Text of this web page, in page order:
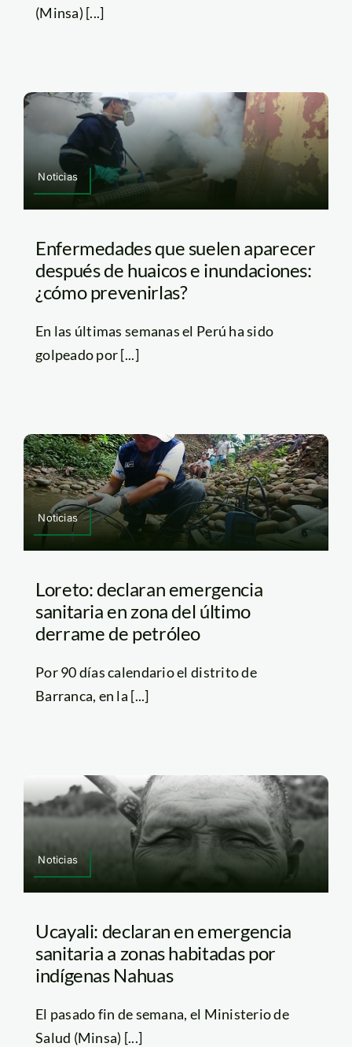
(Minsa) [...]
Noticias
Enfermedades que suelen aparecer
después de huaicos e inundaciones:
¿cómo prevenirlas?
En las últimas semanas el Perú ha sido
golpeado por [...]
Noticias
Loreto: declaran emergencia
sanitaria en zona del último
derrame de petróleo
Por 90 días calendario el distrito de
Barranca, en la [...]
Noticias
Ucayali: declaran en emergencia
sanitaria a zonas habitadas por
indígenas Nahuas
El pasado fin de semana, el Ministerio de
Salud (Minsa) [...]